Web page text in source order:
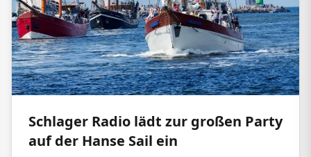
Schlager Radio lädt zur großen Party
auf der Hanse Sail ein